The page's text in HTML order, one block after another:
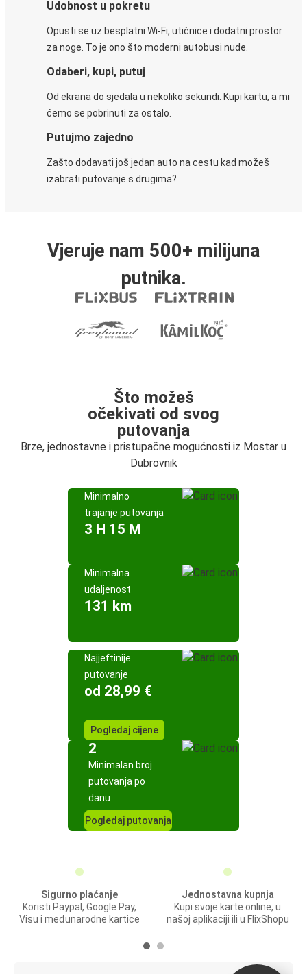
Udobnost u pokretu
Opusti se uz besplatni Wi-Fi, utičnice i dodatni prostor
za noge. To je ono što moderni autobusi nude.
Odaberi, kupi, putuj
Od ekrana do sjedala u nekoliko sekundi. Kupi kartu, a mi
ćemo se pobrinuti za ostalo.
Putujmo zajedno
Zašto dodavati još jedan auto na cestu kad možeš
izabrati putovanje s drugima?
Vjeruje nam 500+ milijuna
putnika.
Što možeš
očekivati od svog
putovanja
Brze, jednostavne i pristupačne mogućnosti iz Mostar u
Dubrovnik
Minimalno
trajanje putovanja
3 H 15 M
Minimalna
udaljenost
131 km
Najjeftinije
putovanje
od 28,99 €
Pogledaj cijene
2
Minimalan broj
putovanja po
danu
Pogledaj putovanja
Sigurno plaćanje
Koristi Paypal, Google Pay,
Visu i međunarodne kartice
Jednostavna kupnja
Kupi svoje karte online, u
našoj aplikaciji ili u FlixShopu